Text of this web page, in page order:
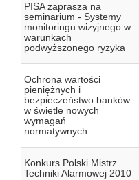
PISA zaprasza na
seminarium - Systemy
monitoringu wizyjnego w
warunkach
podwyższonego ryzyka
Ochrona wartości
pieniężnych i
bezpieczeństwo banków
w świetle nowych
wymagań
normatywnych
Konkurs Polski Mistrz
Techniki Alarmowej 2010